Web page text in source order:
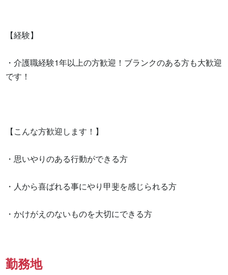
【経験】
・介護職経験1年以上の方歓迎！ブランクのある方も大歓迎
です！
【こんな方歓迎します！】
・思いやりのある行動ができる方
・人から喜ばれる事にやり甲斐を感じられる方
・かけがえのないものを大切にできる方
勤務地